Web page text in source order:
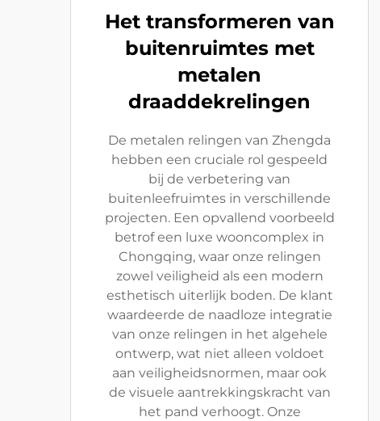
Het transformeren van
buitenruimtes met
metalen
draaddekrelingen
De metalen relingen van Zhengda
hebben een cruciale rol gespeeld
bij de verbetering van
buitenleefruimtes in verschillende
projecten. Een opvallend voorbeeld
betrof een luxe wooncomplex in
Chongqing, waar onze relingen
zowel veiligheid als een modern
esthetisch uiterlijk boden. De klant
waardeerde de naadloze integratie
van onze relingen in het algehele
ontwerp, wat niet alleen voldoet
aan veiligheidsnormen, maar ook
de visuele aantrekkingskracht van
het pand verhoogt. Onze